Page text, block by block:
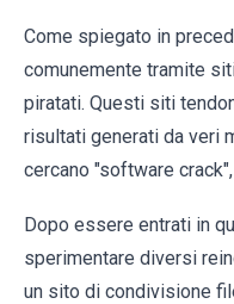
Come spiegato in
comunemente tramite
piratati. Questi siti
risultati generati da veri
cercano "software
Dopo essere entrati in
sperimentare diversi
un sito di condivisione